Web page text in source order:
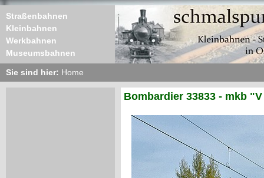
Straßenbahnen
Kleinbahnen
Werkbahnen
Museumsbahnen
Sie sind hier: Home
Bombardier 33833 - mkb